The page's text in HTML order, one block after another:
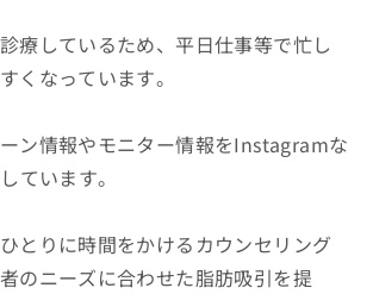
療しているため、平日仕事等で忙し
くなっています。
ン情報やモニター情報をInstagramな
ています。
とりに時間をかけるカウンセリング
のニーズに合わせた脂肪吸引を提